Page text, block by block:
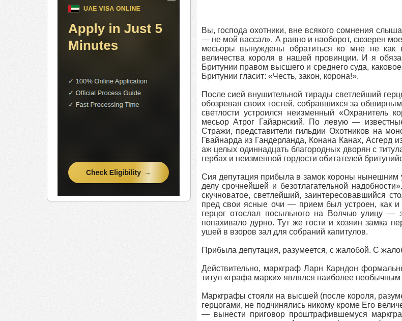
Вы, господа охотники, вне всякого сомнения
— не мой вассал». А равно и наоборот, сюзерен
месьоры вынуждены обратиться ко мне не как
величества короля в нашей провинции. И я
Бритунии правом высшего и среднего суда,
Бритунии гласит: «Честь, закон, корона!».
После сией внушительной тирады светлейший
обозревая своих гостей, собравшихся за
светлости устроился неизменный «Охранитель
месьор Атрог Гайарнский. По левую —
Стражи, представители гильдии Охотников на
Гвайнарда из Гандерланда, Конана Канах,
аж целых одиннадцать благородных дворян с
гербах и неизменной гордости обитателей
Сия депутация прибыла в замок короны нынешним
делу срочнейшей и безотлагательной
скучноватое, светлейший, заинтересовавшийся
пред свои ясные очи — прием был устроен, как и
герцог отослал посыльного на Волчью улицу
попахивало дурно. Тут же гости и хозяин замка
ушей в взоров зал для собраний капитулов.
Прибыла депутация, разумеется, с жалобой. С
Действительно, маркграф Ларн Карндон
титул «графа марки» являлся наиболее необычным
Маркграфы стояли на высшей (после короля,
герцогами, не подчинялись никому кроме Его
— вынести приговор проштрафившемуся